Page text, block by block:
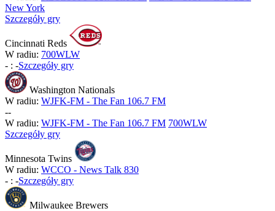
New York
Szczegóły gry
Cincinnati Reds
W radiu: 700WLW
- : -Szczegóły gry
Washington Nationals
W radiu: WJFK-FM - The Fan 106.7 FM
--
W radiu: WJFK-FM - The Fan 106.7 FM 700WLW
Szczegóły gry
Minnesota Twins
W radiu: WCCO - News Talk 830
- : -Szczegóły gry
Milwaukee Brewers